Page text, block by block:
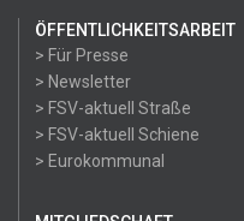
ÖFFENTLICHKEITSARBEIT
> Für Presse
> Newsletter
> FSV-aktuell Straße
> FSV-aktuell Schiene
> Eurokommunal